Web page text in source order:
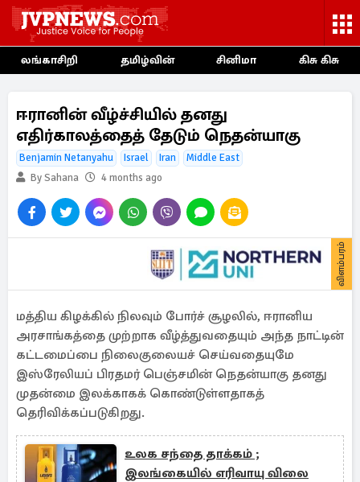
லங்காசிறி தமிழ்வின் சினிமா கிசு கிசு
ஈரானின் வீழ்ச்சியில் தனது
எதிர்காலத்தைத் தேடும் நெதன்யாகு
Benjamin Netanyahu Israel Iran
Middle East
By Sahana
4 months ago
விளம்பரம்
மத்திய கிழக்கில் நிலவும் போர்ச் சூழலில், ஈரானிய
அரசாங்கத்தை முற்றாக வீழ்த்துவதையும் அந்த நாட்டின்
கட்டமைப்பை நிலைகுலையச் செய்வதையுமே
இஸ்ரேலியப் பிரதமர் பெஞ்சமின் நெதன்யாகு தனது
முதன்மை இலக்காகக் கொண்டுள்ளதாகத்
தெரிவிக்கப்படுகிறது.
உலக சந்தை தாக்கம் ;
இலங்கையில் எரிவாயு விலை